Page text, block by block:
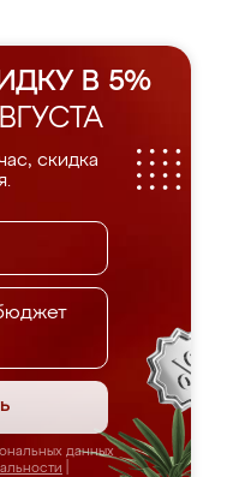
В 5%
скидка
данных